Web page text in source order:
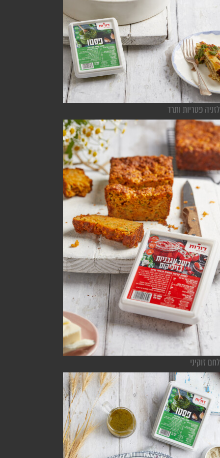
לזניה פטריות ותרד
לחם זוקיני